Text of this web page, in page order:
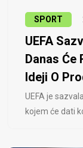
SPORT
UEFA
Danas Će
Ideji O
UEFA je
kojem će dati